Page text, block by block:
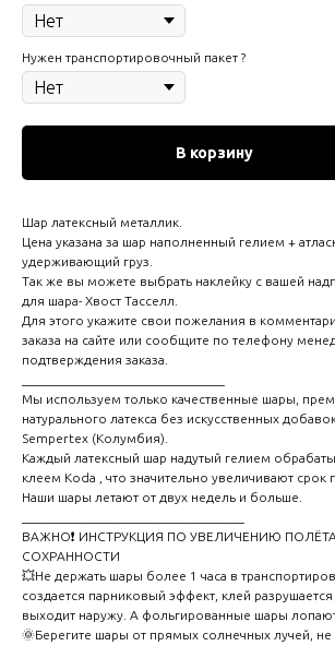
Нужен транспортировочный пакет ?
В корзину
Шар латексный металлик.
Цена указана за шар наполненный гелием +
удерживающий груз.
Так же вы можете выбрать наклейку с вашей
для шара- Хвост Тасселл.
Для этого укажите свои пожелания в
заказа на сайте или сообщите по телефону
подтверждения заказа.
Мы используем только качественные шары,
натурального латекса без искусственных
Sempertex (Колумбия).
Каждый латексный шар надутый гелием
клеем Koda , что значительно увеличивают срок
Наши шары летают от двух недель и больше.
ВАЖНО❗ ИНСТРУКЦИЯ ПО УВЕЛИЧЕНИЮ
СОХРАННОСТИ
💥Не держать шары более 1 часа в
создается парниковый эффект, клей
выходит наружу. А фольгированные шары
🌞Берегите шары от прямых солнечных лучей, не